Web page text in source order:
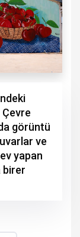
görüntü
ve
yapan
birer